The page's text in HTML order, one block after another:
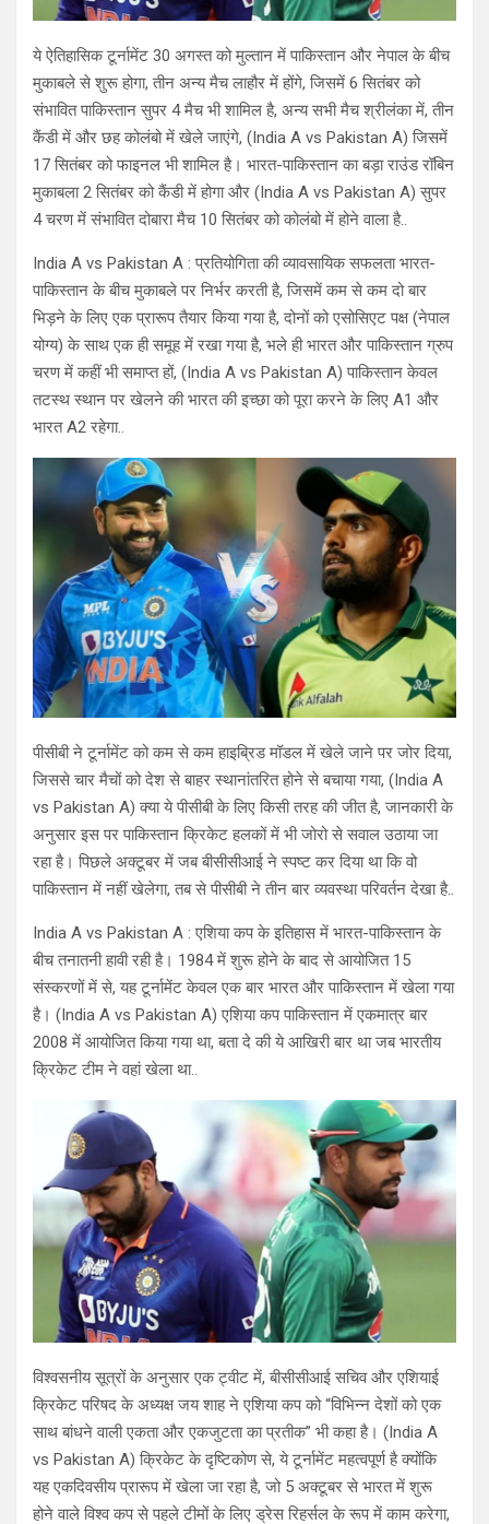
ये ऐतिहासिक टूर्नामेंट 30 अगस्त को मुल्तान में पाकिस्तान और नेपाल के बीच
मुकाबले से शुरू होगा, तीन अन्य मैच लाहौर में होंगे, जिसमें 6 सितंबर को
संभावित पाकिस्तान सुपर 4 मैच भी शामिल है, अन्य सभी मैच श्रीलंका में, तीन
कैंडी में और छह कोलंबो में खेले जाएंगे, (India A vs Pakistan A) जिसमें
17 सितंबर को फाइनल भी शामिल है। भारत-पाकिस्तान का बड़ा राउंड रॉबिन
मुकाबला 2 सितंबर को कैंडी में होगा और (India A vs Pakistan A) सुपर
4 चरण में संभावित दोबारा मैच 10 सितंबर को कोलंबो में होने वाला है..
India A vs Pakistan A : प्रतियोगिता की व्यावसायिक सफलता भारत-
पाकिस्तान के बीच मुकाबले पर निर्भर करती है, जिसमें कम से कम दो बार
भिड़ने के लिए एक प्रारूप तैयार किया गया है, दोनों को एसोसिएट पक्ष (नेपाल
योग्य) के साथ एक ही समूह में रखा गया है, भले ही भारत और पाकिस्तान ग्रुप
चरण में कहीं भी समाप्त हों, (India A vs Pakistan A) पाकिस्तान केवल
तटस्थ स्थान पर खेलने की भारत की इच्छा को पूरा करने के लिए A1 और
भारत A2 रहेगा..
पीसीबी ने टूर्नामेंट को कम से कम हाइब्रिड मॉडल में खेले जाने पर जोर दिया,
जिससे चार मैचों को देश से बाहर स्थानांतरित होने से बचाया गया, (India A
vs Pakistan A) क्या ये पीसीबी के लिए किसी तरह की जीत है, जानकारी के
अनुसार इस पर पाकिस्तान क्रिकेट हलकों में भी जोरो से सवाल उठाया जा
रहा है। पिछले अक्टूबर में जब बीसीसीआई ने स्पष्ट कर दिया था कि वो
पाकिस्तान में नहीं खेलेगा, तब से पीसीबी ने तीन बार व्यवस्था परिवर्तन देखा है..
India A vs Pakistan A : एशिया कप के इतिहास में भारत-पाकिस्तान के
बीच तनातनी हावी रही है। 1984 में शुरू होने के बाद से आयोजित 15
संस्करणों में से, यह टूर्नामेंट केवल एक बार भारत और पाकिस्तान में खेला गया
है। (India A vs Pakistan A) एशिया कप पाकिस्तान में एकमात्र बार
2008 में आयोजित किया गया था, बता दे की ये आखिरी बार था जब भारतीय
क्रिकेट टीम ने वहां खेला था..
विश्वसनीय सूत्रों के अनुसार एक ट्वीट में, बीसीसीआई सचिव और एशियाई
क्रिकेट परिषद के अध्यक्ष जय शाह ने एशिया कप को “विभिन्न देशों को एक
साथ बांधने वाली एकता और एकजुटता का प्रतीक” भी कहा है। (India A
vs Pakistan A) क्रिकेट के दृष्टिकोण से, ये टूर्नामेंट महत्वपूर्ण है क्योंकि
यह एकदिवसीय प्रारूप में खेला जा रहा है, जो 5 अक्टूबर से भारत में शुरू
होने वाले विश्व कप से पहले टीमों के लिए ड्रेस रिहर्सल के रूप में काम करेगा,